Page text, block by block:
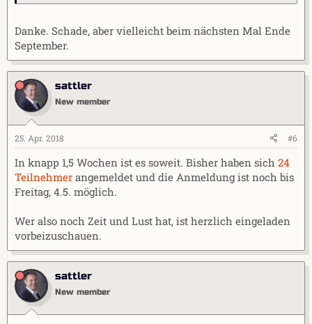
Danke. Schade, aber vielleicht beim nächsten Mal Ende
September.
sattler
New member
25. Apr. 2018 #6
In knapp 1,5 Wochen ist es soweit. Bisher haben sich 24
Teilnehmer angemeldet und die Anmeldung ist noch bis
Freitag, 4.5. möglich.
Wer also noch Zeit und Lust hat, ist herzlich eingeladen
vorbeizuschauen.
sattler
New member